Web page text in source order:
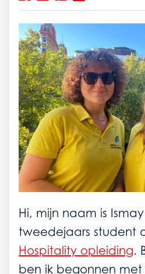
Hi, mijn naam is
tweedejaars student
Hospitality opleiding.
ben ik begonnen met